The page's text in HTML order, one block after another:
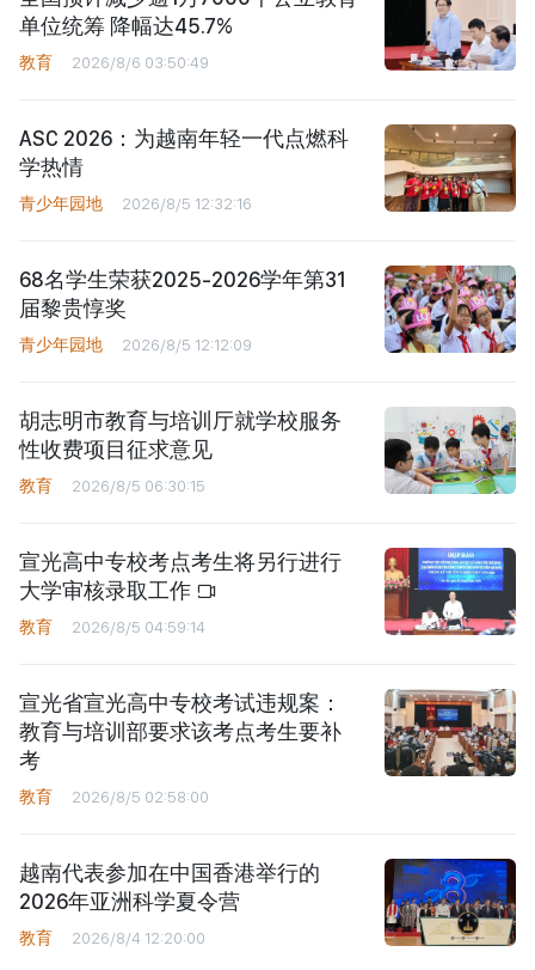
单位统筹 降幅达45.7%
教育 2026/8/6 03:50:49
ASC 2026：为越南年轻一代点燃科
学热情
青少年园地 2026/8/5 12:32:16
68名学生荣获2025-2026学年第31
届黎贵惇奖
青少年园地 2026/8/5 12:12:09
胡志明市教育与培训厅就学校服务
性收费项目征求意见
教育 2026/8/5 06:30:15
宣光高中专校考点考生将另行进行
大学审核录取工作
教育 2026/8/5 04:59:14
宣光省宣光高中专校考试违规案：
教育与培训部要求该考点考生要补
考
教育 2026/8/5 02:58:00
越南代表参加在中国香港举行的
2026年亚洲科学夏令营
教育 2026/8/4 12:20:00